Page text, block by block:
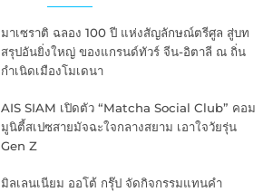
มาเซราติ ฉลอง 100 ปี แห่งสัญลักษณ์ตรีศูล สู่บท
สรุปอันยิ่งใหญ่ ของแกรนด์ทัวร์ จีน-อิตาลี ณ ถิ่น
กำเนิดเมืองโมเดนา
AIS SIAM เปิดตัว “Matcha Social Club” คอม
มูนิตี้สเปซสายมัจฉะใจกลางสยาม เอาใจวัยรุ่น
Gen Z
มิลเลนเนียม ออโต้ กรุ๊ป จัดกิจกรรมแทนคำ